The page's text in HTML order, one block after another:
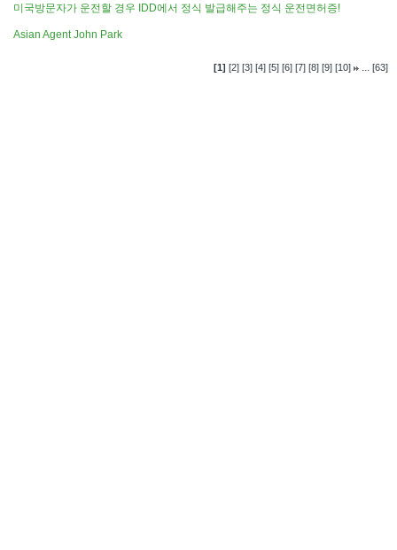
미국방문자가 운전할 경우 IDD에서 정식 발급해주는 정식 운전면허증!
Asian Agent John Park
[1] [2] [3] [4] [5] [6] [7] [8] [9] [10] ... [63]